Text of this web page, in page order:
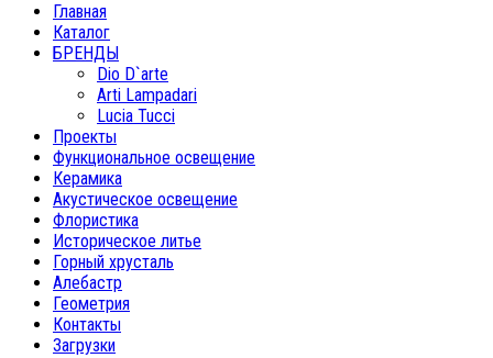
Главная
Каталог
БРЕНДЫ
Dio D`arte
Arti Lampadari
Lucia Tucci
Проекты
Функциональное освещение
Керамика
Акустическое освещение
Флористика
Историческое литье
Горный хрусталь
Алебастр
Геометрия
Контакты
Загрузки